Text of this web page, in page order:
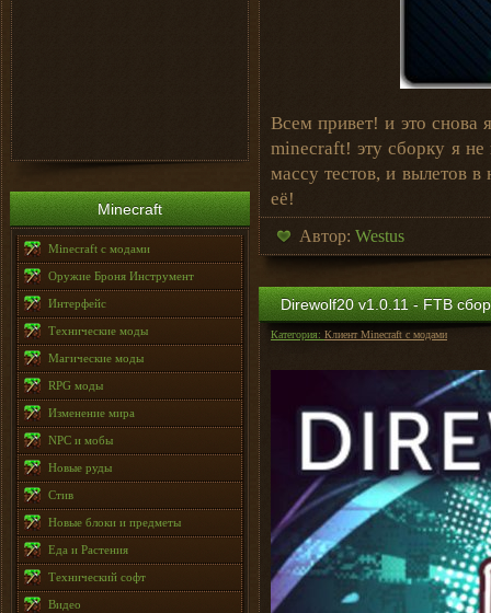
Minecraft
Minecraft с модами
Оружие Броня Инструмент
Интерфейс
Технические моды
Магические моды
RPG моды
Изменение мира
NPC и мобы
Новые руды
Стив
Новые блоки и предметы
Еда и Растения
Технический софт
Видео
Всем привет! и это снова
minecraft! эту сборку я
массу тестов, и вылетов
её!
Автор: Westus
Direwolf20 v1.0.11 - FTB
Категория: Клиент Minecraft с модами